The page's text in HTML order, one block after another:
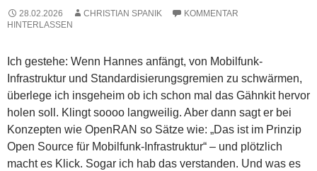
28.02.2026 CHRISTIAN SPANIK
KOMMENTAR
HINTERLASSEN
Ich gestehe: Wenn Hannes anfängt, von Mobilfunk-
Infrastruktur und Standardisierungsgremien zu schwärmen,
überlege ich insgeheim ob ich schon mal das Gähnkit hervor
holen soll. Klingt soooo langweilig. Aber dann sagt er bei
Konzepten wie OpenRAN so Sätze wie: „Das ist im Prinzip
Open Source für Mobilfunk-Infrastruktur“ – und plötzlich
macht es Klick. Sogar ich hab das verstanden. Und was es